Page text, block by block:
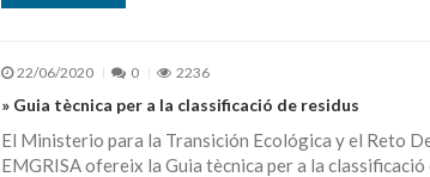
22/06/2020 0 2236
» Guia tècnica per a la classificació de residus
El Ministerio para la Transición Ecológica y el Reto
EMGRISA ofereix la Guia tècnica per a la classificació